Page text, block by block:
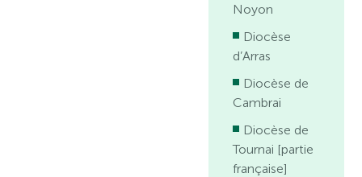
Noyon
Diocèse
d’Arras
Diocèse de
Cambrai
Diocèse de
Tournai [partie
française]